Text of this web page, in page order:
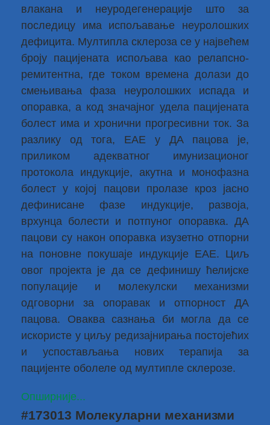
влакана и неуродегенерације што за
последицу има испољавање неуролошких
дефицита. Мултипла склероза се у највећем
броју пацијената испољава као релапсно-
ремитентна, где током времена долази до
смењивања фаза неуролошких испада и
опоравка, а код значајног удела пацијената
болест има и хронични прогресивни ток. За
разлику од тога, ЕАЕ у ДА пацова је,
приликом адекватног имунизационог
протокола индукције, акутна и монофазна
болест у којој пацови пролазе кроз јасно
дефинисане фазе индукције, развоја,
врхунца болести и потпуног опоравка. ДА
пацови су након опоравка изузетно отпорни
на поновне покушаје индукције ЕАЕ. Циљ
овог пројекта је да се дефинишу ћелијске
популације и молекулски механизми
одговорни за опоравак и отпорност ДА
пацова. Оваква сазнања би могла да се
искористе у циљу редизајнирања постојећих
и успостављања нових терапија за
пацијенте оболеле од мултипле склерозе.
Опширније...
#173013 Молекуларни механизми